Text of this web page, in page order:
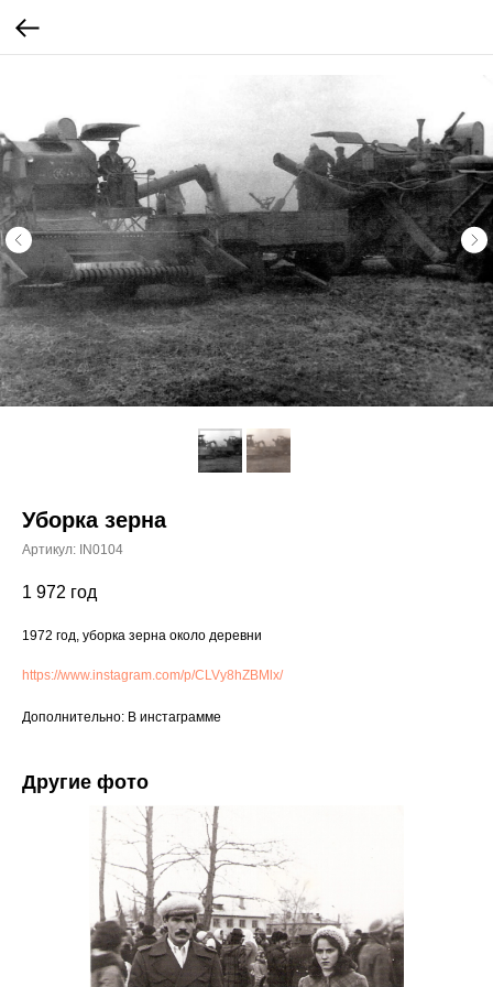
Уборка зерна
Артикул: IN0104
1 972 год
1972 год, уборка зерна около деревни
https://www.instagram.com/p/CLVy8hZBMlx/
Дополнительно: В инстаграмме
Другие фото